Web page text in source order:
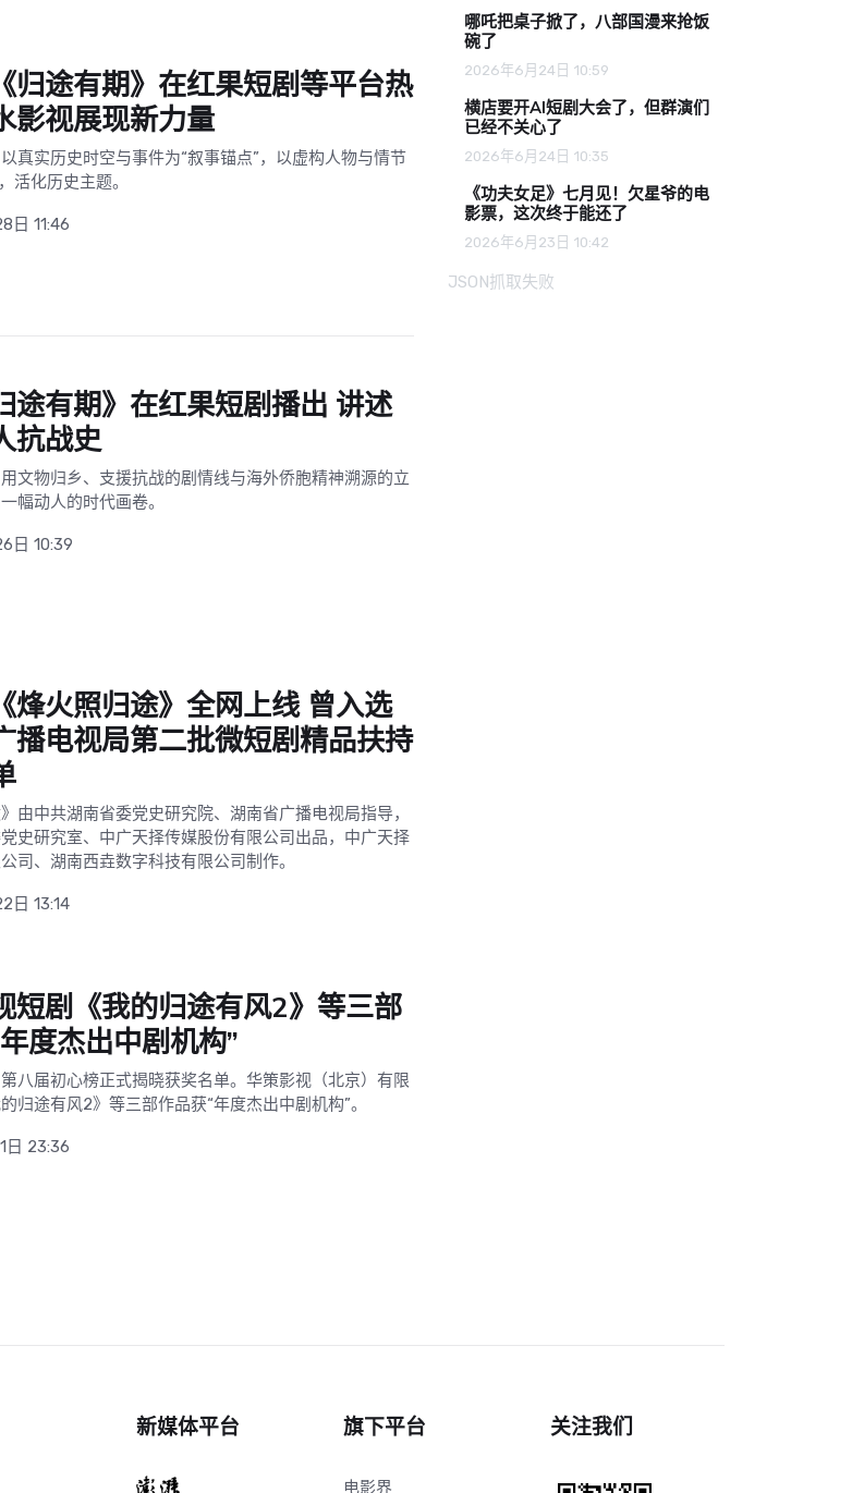
归途有期》在红果短剧等平台热
影视展现新力量
以真实历史时空与事件为“叙事锚点”，以虚构人物与情节
活化历史主题。
日 11:46
途有期》在红果短剧播出 讲述
抗战史
用文物归乡、支援抗战的剧情线与海外侨胞精神溯源的立
幅动人的时代画卷。
日 10:39
烽火照归途》全网上线 曾入选
播电视局第二批微短剧精品扶持
》由中共湖南省委党史研究院、湖南省广播电视局指导，
史研究室、中广天择传媒股份有限公司出品，中广天择
司、湖南西垚数字科技有限公司制作。
日 13:14
短剧《我的归途有风2》等三部
度杰出中剧机构”
八届初心榜正式揭晓获奖名单。华策影视（北京）有限
归途有风2》等三部作品获“年度杰出中剧机构”。
日 23:36
哪吒把桌子掀了，八部国漫来抢饭
碗了
2026年6月24日 10:59
横店要开AI短剧大会了，但群演们
已经不关心了
2026年6月24日 10:35
《功夫女足》七月见！欠星爷的电
影票，这次终于能还了
2026年6月23日 10:42
JSON抓取失败
新媒体平台 旗下平台
电影界
关注我们